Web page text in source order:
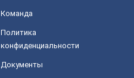
Команда
Политика
конфиденциальности
Документы